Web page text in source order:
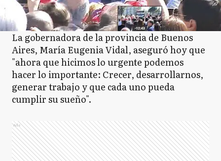
La gobernadora de la provincia de Buenos
Aires, María Eugenia Vidal, aseguró hoy que
"ahora que hicimos lo urgente podemos
hacer lo importante: Crecer, desarrollarnos,
generar trabajo y que cada uno pueda
cumplir su sueño".
Ads